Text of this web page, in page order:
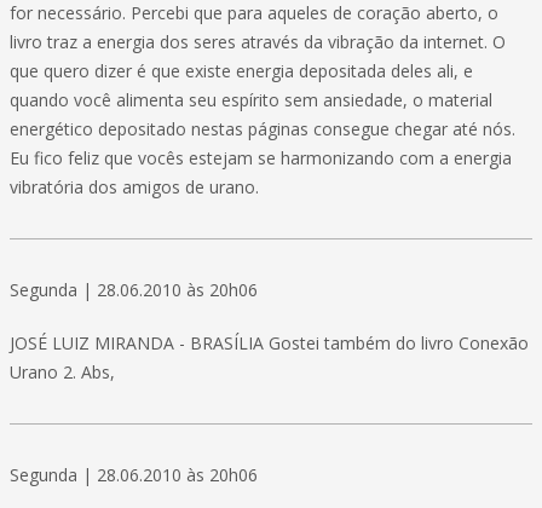
for necessário. Percebi que para aqueles de coração aberto, o
livro traz a energia dos seres através da vibração da internet. O
que quero dizer é que existe energia depositada deles ali, e
quando você alimenta seu espírito sem ansiedade, o material
energético depositado nestas páginas consegue chegar até nós.
Eu fico feliz que vocês estejam se harmonizando com a energia
vibratória dos amigos de urano.
Segunda | 28.06.2010 às 20h06
JOSÉ LUIZ MIRANDA - BRASÍLIA Gostei também do livro Conexão
Urano 2. Abs,
Segunda | 28.06.2010 às 20h06